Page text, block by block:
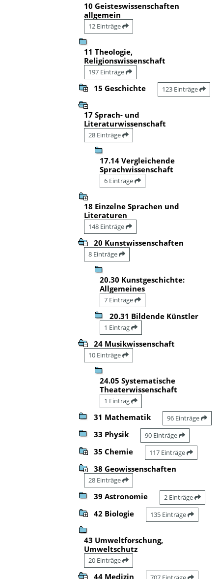
10 Geisteswissenschaften
allgemein
12 Einträge
11 Theologie,
Religionswissenschaft
197 Einträge
15 Geschichte 123 Einträge
17 Sprach- und
Literaturwissenschaft
28 Einträge
17.14 Vergleichende
Sprachwissenschaft
6 Einträge
18 Einzelne Sprachen und
Literaturen
148 Einträge
20 Kunstwissenschaften
8 Einträge
20.30 Kunstgeschichte:
Allgemeines
7 Einträge
20.31 Bildende Künstler
1 Eintrag
24 Musikwissenschaft
10 Einträge
24.05 Systematische
Theaterwissenschaft
1 Eintrag
31 Mathematik 96 Einträge
33 Physik 90 Einträge
35 Chemie 117 Einträge
38 Geowissenschaften
28 Einträge
39 Astronomie 2 Einträge
42 Biologie 135 Einträge
43 Umweltforschung,
Umweltschutz
20 Einträge
44 Medizin